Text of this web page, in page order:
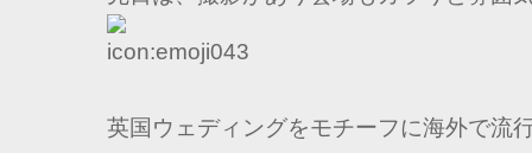
英国ウェディングをモチーフに海外で流